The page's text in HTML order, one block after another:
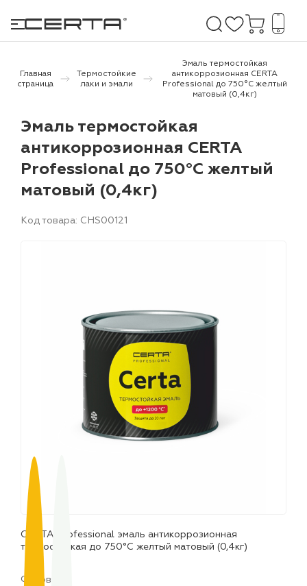
и дачи
бетону,
и эмали
Главная
страница
Термостойкие
лаки и эмали
Эмаль термостойкая
антикоррозионная CERTA
Professional до 750°С желтый
матовый (0,4кг)
Эмаль термостойкая
антикоррозионная CERTA
Professional до 750°С желтый
матовый (0,4кг)
Код товара: CHS00121
CERTA Professional эмаль антикоррозионная
термостойкая до 750°С желтый матовый (0,4кг)
Фасовка: